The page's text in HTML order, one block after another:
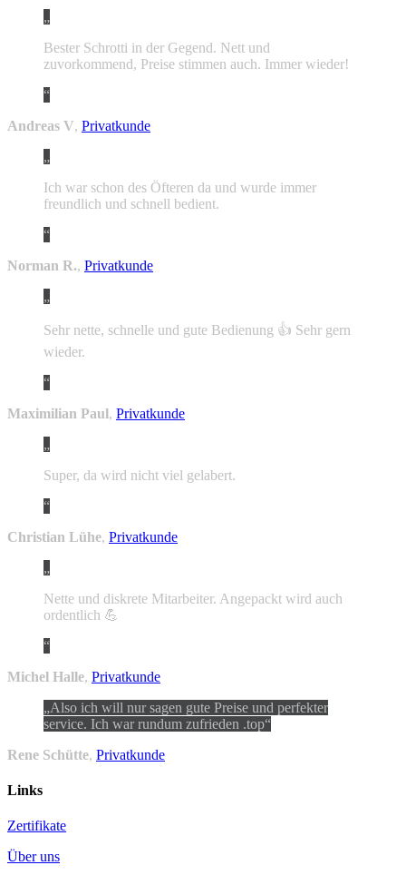
Bester Schrotti in der Gegend. Nett und
zuvorkommend, Preise stimmen auch. Immer wieder!
Andreas V, Privatkunde
Ich war schon des Öfteren da und wurde immer
freundlich und schnell bedient.
Norman R., Privatkunde
Sehr nette, schnelle und gute Bedienung 👍 Sehr gern
wieder.
Maximilian Paul, Privatkunde
Super, da wird nicht viel gelabert.
Christian Lühe, Privatkunde
Nette und diskrete Mitarbeiter. Angepackt wird auch
ordentlich 💪
Michel Halle, Privatkunde
Also ich will nur sagen gute Preise und perfekter
service. Ich war rundum zufrieden .top
Rene Schütte, Privatkunde
Links
Zertifikate
Über uns